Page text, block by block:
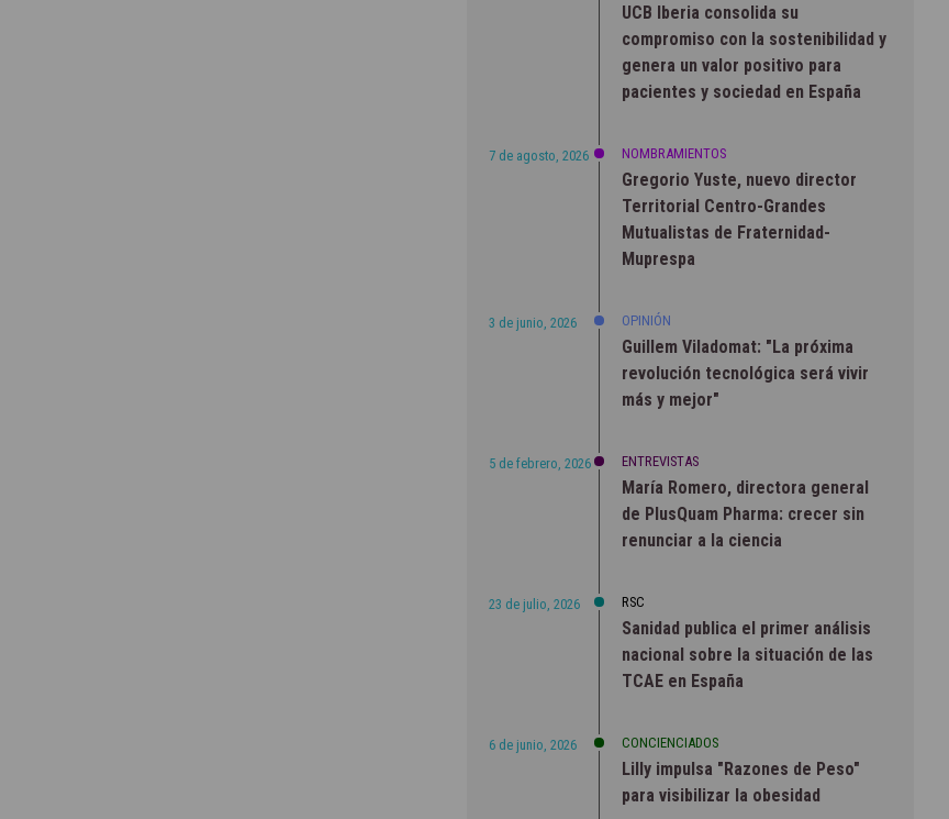
UCB Iberia consolida su
compromiso con la sostenibilidad y
genera un valor positivo para
pacientes y sociedad en España
7 de agosto, 2026 NOMBRAMIENTOS
Gregorio Yuste, nuevo director
Territorial Centro-Grandes
Mutualistas de Fraternidad-
Muprespa
3 de junio, 2026 OPINIÓN
Guillem Viladomat: "La próxima
revolución tecnológica será vivir
más y mejor"
5 de febrero, 2026 ENTREVISTAS
María Romero, directora general
de PlusQuam Pharma: crecer sin
renunciar a la ciencia
23 de julio, 2026 RSC
Sanidad publica el primer análisis
nacional sobre la situación de las
TCAE en España
6 de junio, 2026 CONCIENCIADOS
Lilly impulsa "Razones de Peso"
para visibilizar la obesidad